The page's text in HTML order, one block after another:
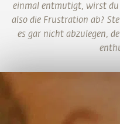
einmal entmutigt, wirst du
also die Frustration ab?
es gar nicht abzulegen,